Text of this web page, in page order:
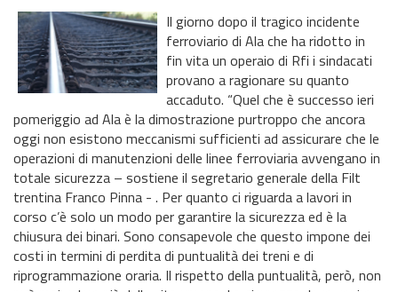
Il giorno dopo il tragico incidente
ferroviario di Ala che ha ridotto in
fin vita un operaio di Rfi i sindacati
provano a ragionare su quanto
accaduto. “Quel che è successo ieri
pomeriggio ad Ala è la dimostrazione purtroppo che ancora
oggi non esistono meccanismi sufficienti ad assicurare che le
operazioni di manutenzioni delle linee ferroviaria avvengano in
totale sicurezza – sostiene il segretario generale della Filt
trentina Franco Pinna - . Per quanto ci riguarda a lavori in
corso c’è solo un modo per garantire la sicurezza ed è la
chiusura dei binari. Sono consapevole che questo impone dei
costi in termini di perdita di puntualità dei treni e di
riprogrammazione oraria. Il rispetto della puntualità, però, non